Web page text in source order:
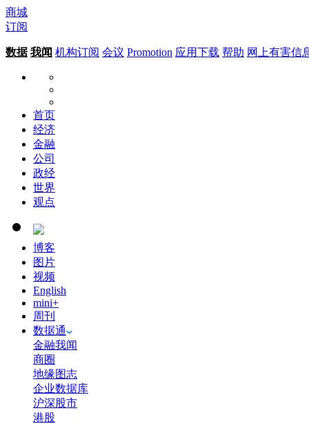
商城
订阅
数据 我闻 机构订阅 会议 Promotion 应用下载 帮助 网上有害信
首页
经济
金融
公司
政经
世界
观点
博客
图片
视频
English
mini+
周刊
数据通
金融我闻
商圈
地缘图志
企业数据库
沪深股市
港股